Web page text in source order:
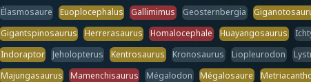
Élasmosaure
Euoplocephalus Gallimimus Geosternbergia
Gigantspinosaurus
Herrerasaurus Homalocephale Huayangosaurus
Indoraptor
Jeholopterus Kentrosaurus Kronosaurus Liopleurodon
Majungasaurus
Mamenchisaurus Mégalodon Mégalosaure